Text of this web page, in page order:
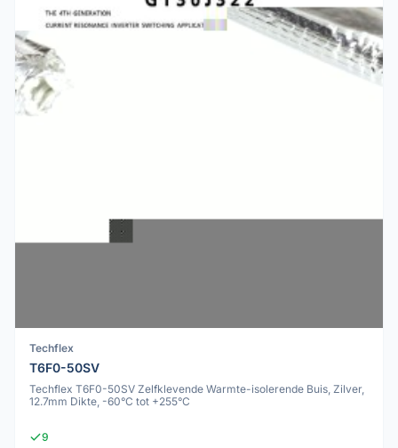
Techflex
T6F0-50SV
Techflex T6F0-50SV Zelfklevende Warmte-isolerende Buis, Zilver,
12.7mm Dikte, -60°C tot +255°C
9